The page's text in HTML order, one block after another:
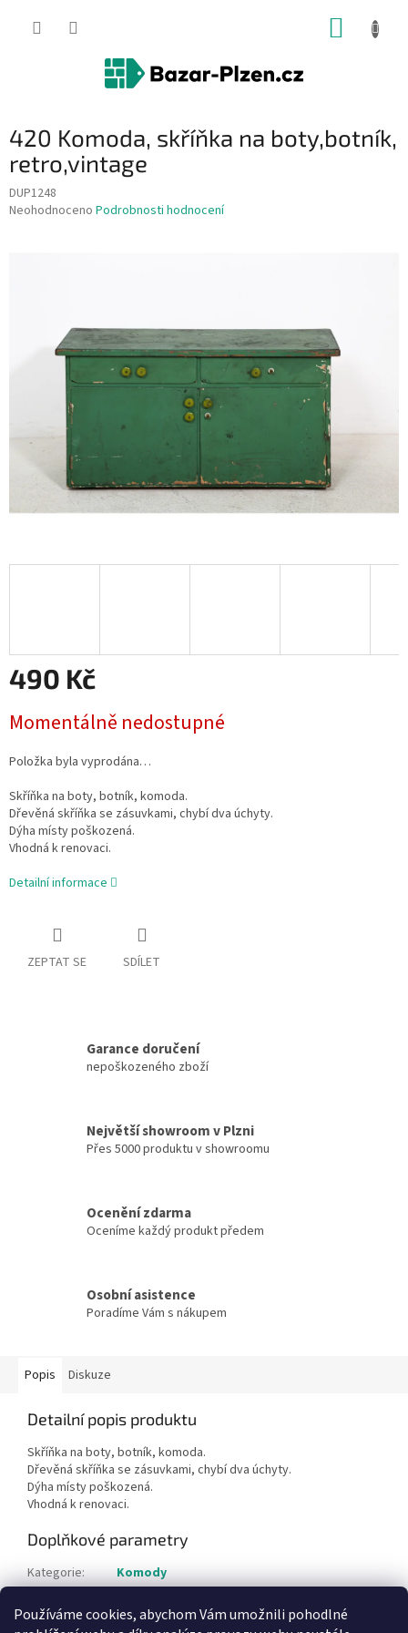
Používáme cookies, abychom Vám umožnili pohodlné
420 Komoda, skříňka na boty,botník,
retro,vintage
DUP1248
Průměrné
hvězdiček.
Neohodnoceno Podrobnosti hodnocení
490 Kč
cena:
Momentálně nedostupné
Položka byla vyprodána…
Skříňka na boty, botník, komoda.
Dřevěná skříňka se zásuvkami, chybí dva úchyty.
Dýha místy poškozená.
Vhodná k renovaci.
Detailní informace
ZEPTAT SE SDÍLET
Garance doručení
nepoškozeného zboží
Největší showroom v Plzni
Přes 5000 produktu v showroomu
Ocenění zdarma
Oceníme každý produkt předem
Osobní asistence
Poradíme Vám s nákupem
Popis Diskuze
Detailní popis produktu
Skříňka na boty, botník, komoda.
Dřevěná skříňka se zásuvkami, chybí dva úchyty.
Dýha místy poškozená.
Vhodná k renovaci.
Doplňkové parametry
Kategorie:
Komody
Položka byla vyprodána…